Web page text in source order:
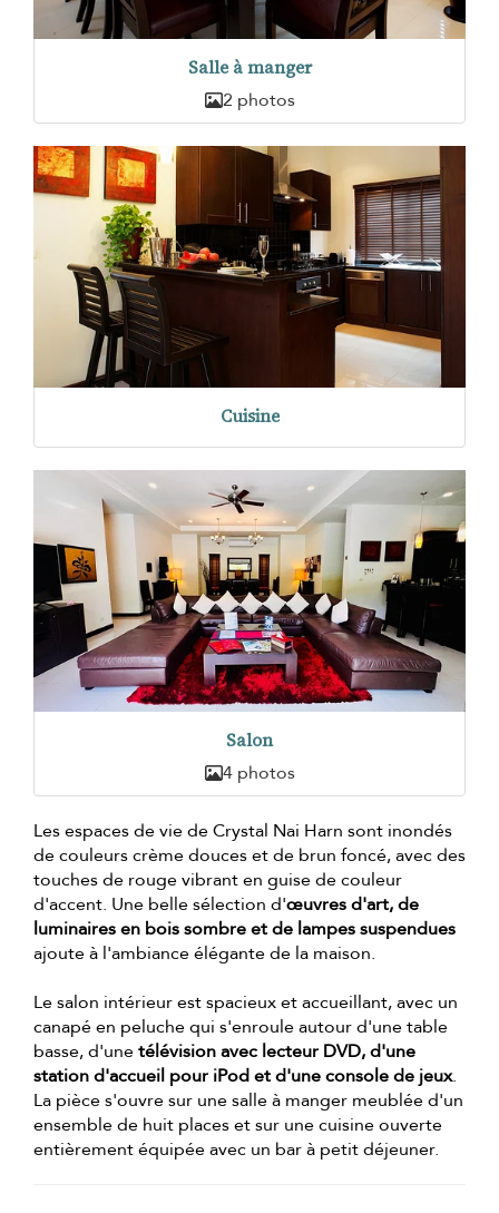
Salle à manger
2 photos
Cuisine
Salon
4 photos
Les espaces de vie de Crystal Nai Harn sont inondés
de couleurs crème douces et de brun foncé, avec des
touches de rouge vibrant en guise de couleur
d'accent. Une belle sélection d'œuvres d'art, de
luminaires en bois sombre et de lampes suspendues
ajoute à l'ambiance élégante de la maison.
Le salon intérieur est spacieux et accueillant, avec un
canapé en peluche qui s'enroule autour d'une table
basse, d'unetélévision avec lecteur DVD, d'une
station d'accueil pour iPod et d'une console de jeux.
La pièce s'ouvre sur une salle à manger meublée d'un
ensemble de huit places et sur une cuisine ouverte
entièrement équipée avec un bar à petit déjeuner.